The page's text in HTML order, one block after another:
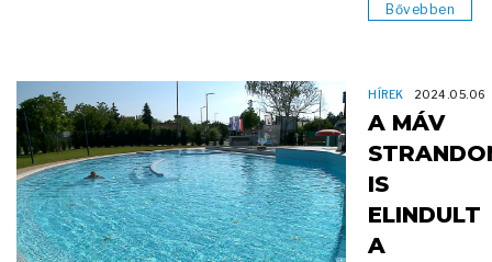
Bővebben
HÍREK 2024.05.06
A MÁV
IS
ELINDULT
A